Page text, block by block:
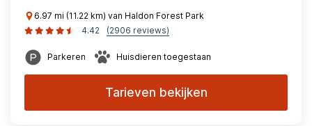
6.97 mi (11.22 km) van Haldon Forest Park
4.42
(2906 reviews)
Parkeren Huisdieren toegestaan
Tarieven bekijken